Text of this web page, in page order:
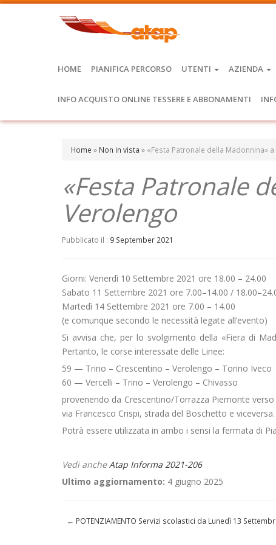
HOME PIANIFICA PERCORSO UTENTI AZIENDA
INFO ACQUISTO ONLINE TESSERE E ABBONAMENTI
Home » Non in vista » «Festa Patronale della Madonnina»
«Festa Patronale
Verolengo
Pubblicato il : 9 September 2021
Giorni: Venerdì 10 Settembre 2021 ore 18.00 – 24.00
Sabato 11 Settembre 2021 ore 7.00–14.00 /
Martedì 14 Settembre 2021 ore 7.00 – 14.00
(e comunque secondo le necessità legate all’evento)
Si avvisa che, per lo svolgimento della «Fiera di
Pertanto, le corse interessate delle Linee:
59 — Trino – Crescentino – Verolengo – Torino Iveco
60 — Vercelli – Trino – Verolengo – Chivasso
provenendo da Crescentino/Torrazza Piemonte
via Francesco Crispi, strada del Boschetto e viceversa.
Potrà essere utilizzata in ambo i sensi la fermata di
Vedi ancheAtap Informa 2021-206
Ultimo aggiornamento: 4 giugno 2025
← POTENZIAMENTO Servizi scolastici da Lunedì 13